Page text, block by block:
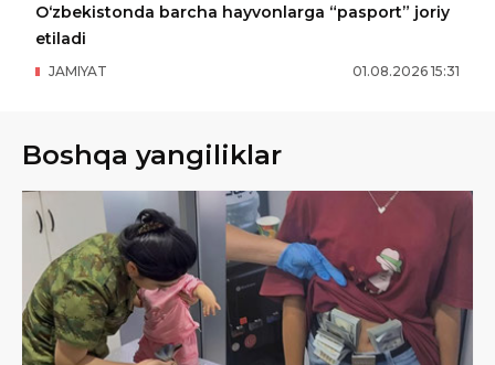
O‘zbekistonda barcha hayvonlarga “pasport” joriy
etiladi
01.08.2026 15:31
JAMIYAT
Boshqa yangiliklar